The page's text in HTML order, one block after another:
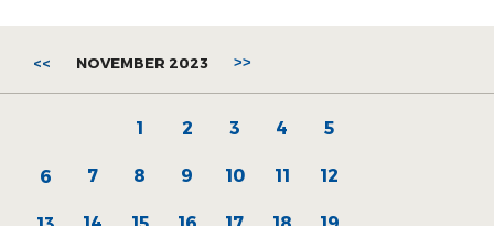
<< NOVEMBER 2023 >>
1 2 3 4 5
6 7 8 9 10 11 12